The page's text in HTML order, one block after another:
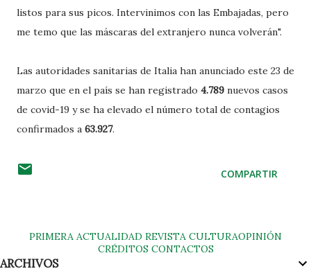
listos para sus picos. Intervinimos con las Embajadas, pero
me temo que las máscaras del extranjero nunca volverán".
Las autoridades sanitarias de Italia han anunciado este 23 de
marzo que en el país se han registrado 4.789 nuevos casos
de covid-19 y se ha elevado el número total de contagios
confirmados a 63.927.
COMPARTIR
PRIMERA ACTUALIDAD REVISTA CULTURAOPINIÓN
CRÉDITOSCONTACTOS
ARCHIVOS